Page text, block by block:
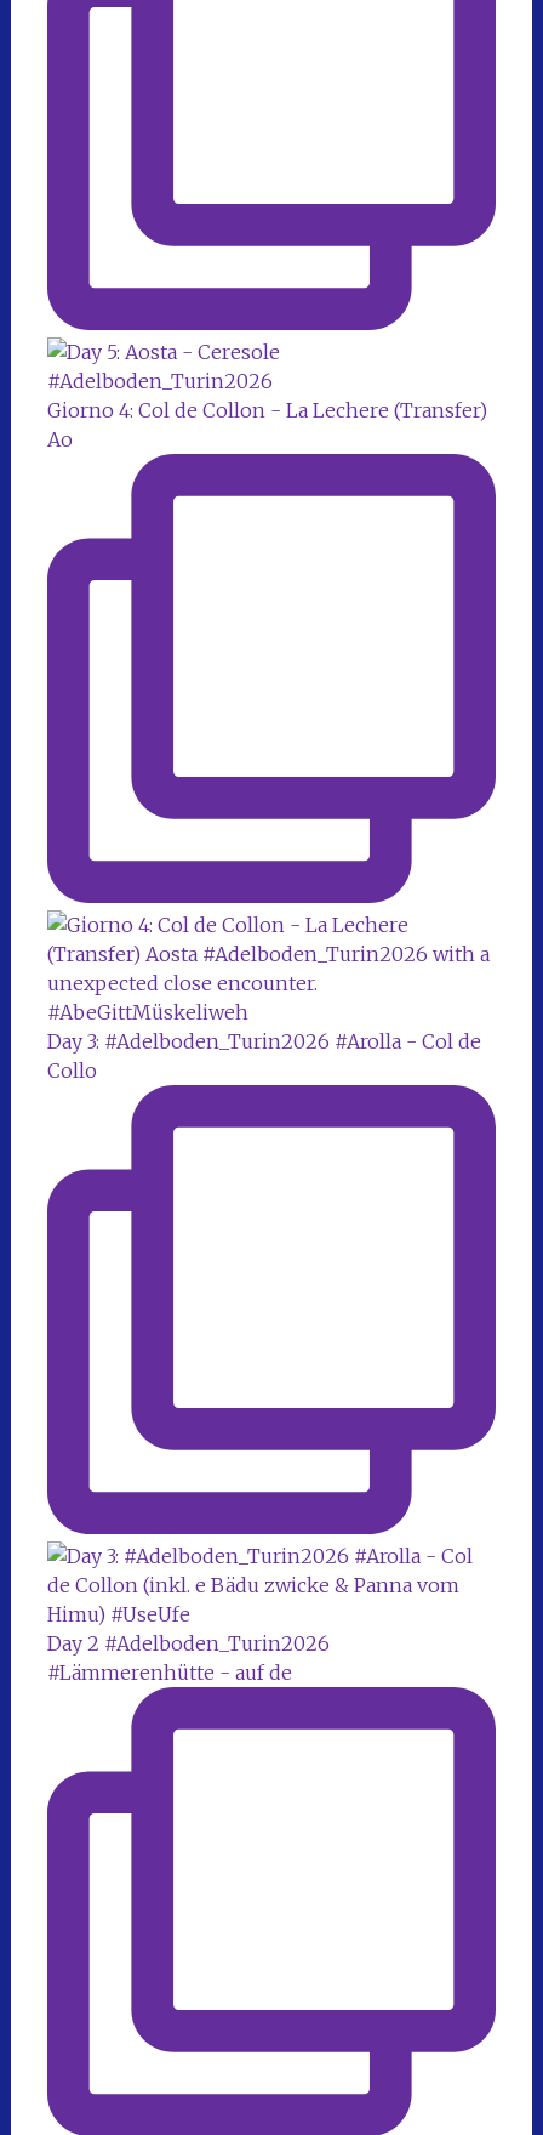
Giorno 4: Col de Collon - La Lechere (Transfer)
Ao
Day 3: #Adelboden_Turin2026 #Arolla - Col de
Collo
Day 2 #Adelboden_Turin2026
#Lämmerenhütte - auf de